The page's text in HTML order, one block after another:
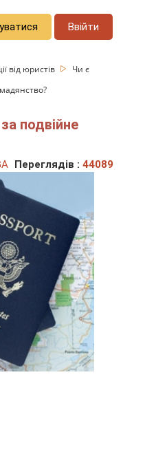
Ввійти
від юристів
Чи є
подвійне
Переглядів :44089